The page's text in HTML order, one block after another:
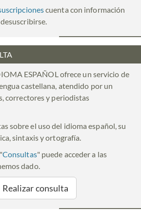
cuenta con información
ESPAÑOL ofrece un servicio de
castellana, atendido por un
correctores y periodistas
sobre el uso del idioma español, su
sintaxis y ortografía.
Consultas" puede acceder a las
dado.
Realizar consulta